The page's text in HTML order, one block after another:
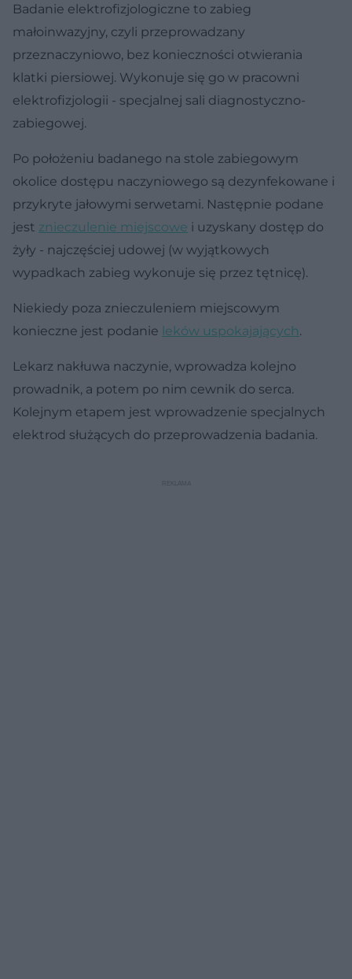
Badanie elektrofizjologiczne to zabieg
małoinwazyjny, czyli przeprowadzany
przeznaczyniowo, bez konieczności otwierania
klatki piersiowej. Wykonuje się go w pracowni
elektrofizjologii - specjalnej sali diagnostyczno-
zabiegowej.
Po położeniu badanego na stole zabiegowym
okolice dostępu naczyniowego są dezynfekowane i
przykryte jałowymi serwetami. Następnie podane
jest znieczulenie miejscowe i uzyskany dostęp do
żyły - najczęściej udowej (w wyjątkowych
wypadkach zabieg wykonuje się przez tętnicę).
Niekiedy poza znieczuleniem miejscowym
konieczne jest podanie leków uspokajających.
Lekarz nakłuwa naczynie, wprowadza kolejno
prowadnik, a potem po nim cewnik do serca.
Kolejnym etapem jest wprowadzenie specjalnych
elektrod służących do przeprowadzenia badania.